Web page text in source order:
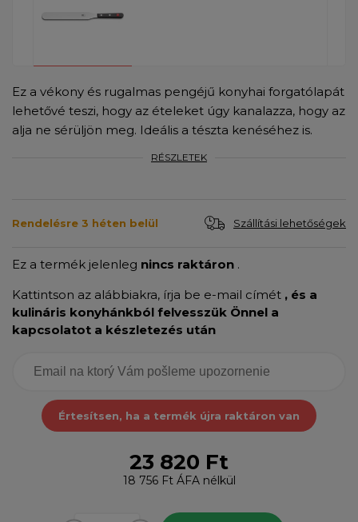
Ez a vékony és rugalmas pengéjű konyhai forgatólapát
lehetővé teszi, hogy az ételeket úgy kanalazza, hogy az
alja ne sérüljön meg. Ideális a tészta kenéséhez is.
RÉSZLETEK
Rendelésre 3 héten belül Szállítási lehetőségek
Ez a termék jelenleg nincs raktáron .
Kattintson az alábbiakra, írja be e-mail címét , és a
kulináris konyhánkból felvesszük Önnel a
kapcsolatot a készletezés után
Értesítsen, ha a termék újra raktáron van
23 820 Ft
18 756 FtÁFA nélkül